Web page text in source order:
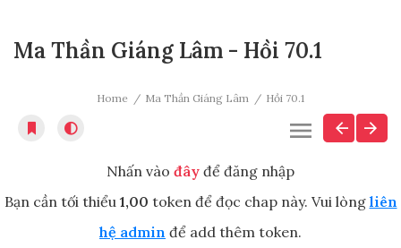
Ma Thần Giáng Lâm - Hồi 70.1
Home Ma Thần Giáng Lâm Hồi 70.1
Nhấn vào đây để đăng nhập
Bạn cần tối thiểu 1,00 token để đọc chap này. Vui lòng liên
hệ admin để add thêm token.